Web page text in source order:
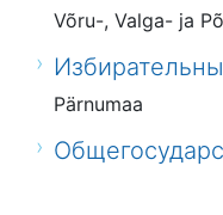
Võru-, Valga- ja
Pärnumaa